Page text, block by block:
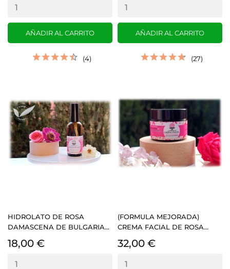
AÑADIR AL CARRITO AÑADIR AL CARRITO
(4)
HIDROLATO DE ROSA
DAMASCENA DE BULGARIA...
18,00 €
(27)
(FORMULA MEJORADA)
CREMA FACIAL DE ROSA...
32,00 €